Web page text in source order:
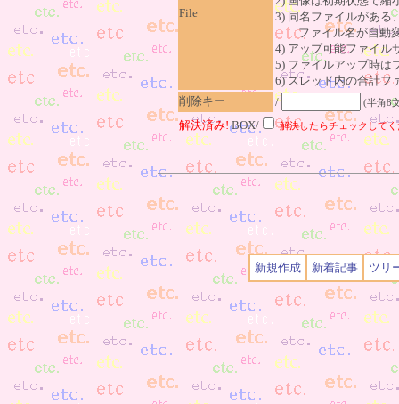
File
3) 同名ファイルがある
ファイル名が自動変
4) アップ可能ファイル
5) ファイルアップ時は
6) スレッド内の合計フ
削除キー
/ (半角8
解決済み!BOX/ 解決したらチェックして
新規作成 新着記事 ツリ